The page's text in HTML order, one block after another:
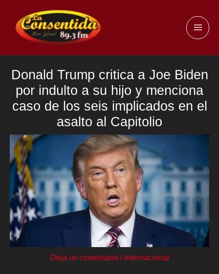
contenido
Donald Trump critica a Joe Biden
por indulto a su hijo y menciona
caso de los seis implicados en el
asalto al Capitolio
Deja un comentario / Internacional